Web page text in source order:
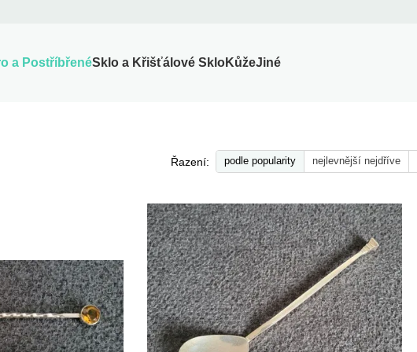
a PostříbřenéSklo a Křišťálové SkloKůžeJiné
Řazení: podle popularity nejlevnější nejdříve